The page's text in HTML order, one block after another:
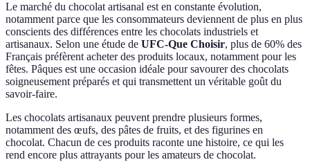
Le marché du chocolat artisanal est en constante évolution,
notamment parce que les consommateurs deviennent de plus en plus
conscients des différences entre les chocolats industriels et
artisanaux. Selon une étude de UFC-Que Choisir, plus de 60% des
Français préfèrent acheter des produits locaux, notamment pour les
fêtes. Pâques est une occasion idéale pour savourer des chocolats
soigneusement préparés et qui transmettent un véritable goût du
savoir-faire.
Les chocolats artisanaux peuvent prendre plusieurs formes,
notamment des œufs, des pâtes de fruits, et des figurines en
chocolat. Chacun de ces produits raconte une histoire, ce qui les
rend encore plus attrayants pour les amateurs de chocolat.